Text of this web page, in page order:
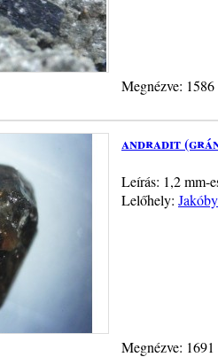
Megnézve:
andradit
Leírás: 1,2 mm-
Lelőhely:
Megnézve: